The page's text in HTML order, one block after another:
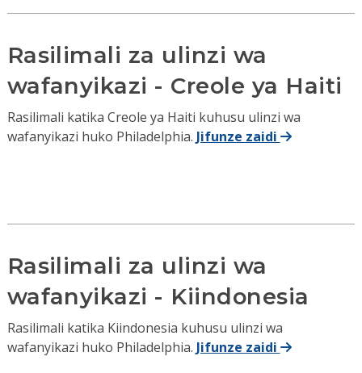
Rasilimali za ulinzi wa
wafanyikazi - Creole ya Haiti
Rasilimali katika Creole ya Haiti kuhusu ulinzi wa
wafanyikazi huko Philadelphia. Jifunze zaidi
Rasilimali za ulinzi wa
wafanyikazi - Kiindonesia
Rasilimali katika Kiindonesia kuhusu ulinzi wa
wafanyikazi huko Philadelphia. Jifunze zaidi